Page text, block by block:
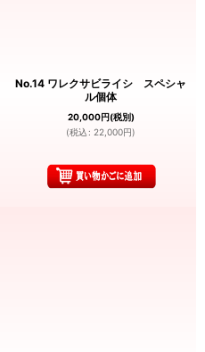
No.14 ワレクサビライシ スペシャ
ル個体
20,000円(税別)
(税込 : 22,000円)